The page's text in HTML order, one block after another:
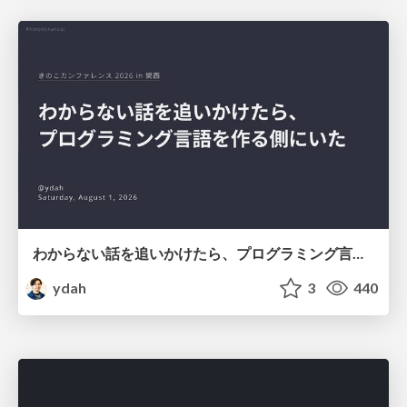
わからない話を追いかけたら、プログラミング言語を作る側にいた
ydah
3 440